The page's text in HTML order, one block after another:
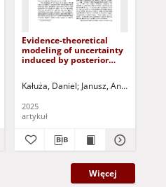
Gajda, Janusz (1933- ) Tadeusiewicz,
Evidence-theoretical
modeling of uncertainty
induced by posterior
Kałuża, Daniel Janusz, Andrzej
2025
artykuł
Więcej